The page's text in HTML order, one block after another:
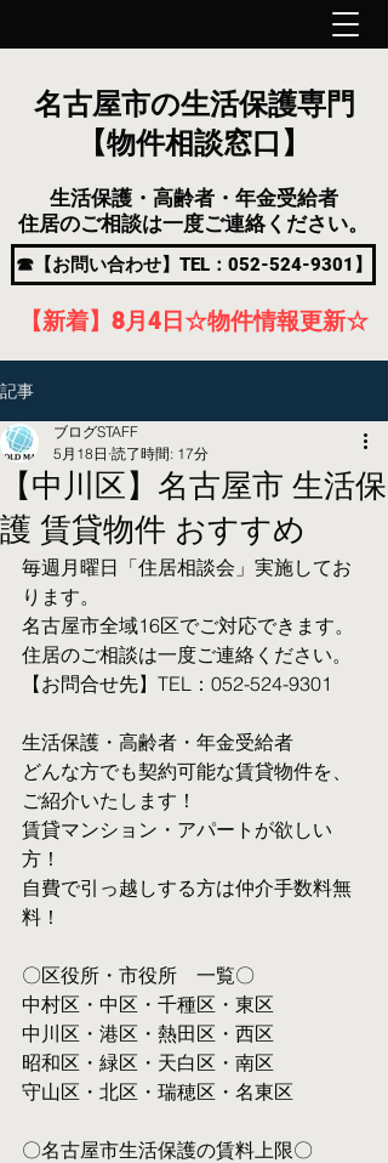
名古屋市の生活保護専門
【物件相談窓口】
生活保護・高齢者・年金受給者
住居のご相談は一度ご連絡ください。
☎【お問い合わせ】TEL：052-524-9301】
【新着】8月4 日 ☆物件情報更新☆
記事
【中川区】名古屋市 生活保
護 賃貸物件 おすすめ
ブログSTAFF
5月18日 読了時間: 17分
毎週月曜日「住居相談会」実施してお
ります。
名古屋市全域16区でご対応できます。
住居のご相談は一度ご連絡ください。
【お問合せ先】TEL：052-524-9301
生活保護・高齢者・年金受給者
​どんな方でも契約可能な賃貸物件を、
ご紹介いたします！
賃貸マンション・アパートが欲しい
方！
自費で引っ越しする方は仲介手数料無
料！
〇区役所・市役所　一覧〇
中村区・中区・千種区・東区
中川区・港区・熱田区・西区
昭和区・緑区・天白区・南区
守山区・北区・瑞穂区・名東区
〇名古屋市生活保護の賃料上限〇